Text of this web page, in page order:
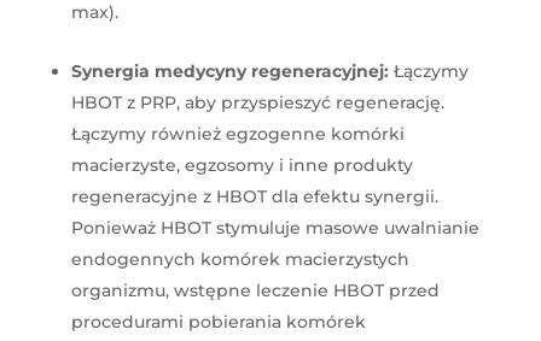
max).
Synergia medycyny regeneracyjnej: Łączymy
HBOT z PRP, aby przyspieszyć regenerację.
Łączymy również egzogenne komórki
macierzyste, egzosomy i inne produkty
regeneracyjne z HBOT dla efektu synergii.
Ponieważ HBOT stymuluje masowe uwalnianie
endogennych komórek macierzystych
organizmu, wstępne leczenie HBOT przed
procedurami pobierania komórek